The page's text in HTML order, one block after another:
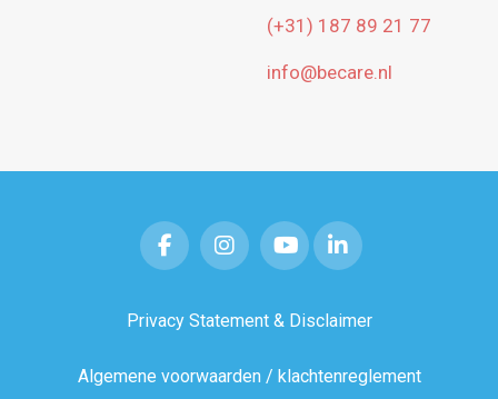
(+31) 187 89 21 77
info@becare.nl
Privacy Statement & Disclaimer
Algemene voorwaarden / klachtenreglement